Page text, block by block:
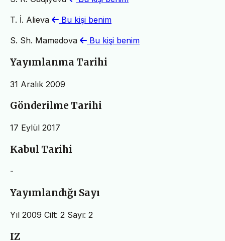
T. İ. Alieva Bu kişi benim
S. Sh. Mamedova Bu kişi benim
Yayımlanma Tarihi
31 Aralık 2009
Gönderilme Tarihi
17 Eylül 2017
Kabul Tarihi
-
Yayımlandığı Sayı
Yıl 2009 Cilt: 2 Sayı: 2
IZ